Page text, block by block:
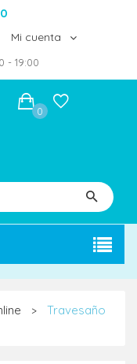
Mi cuenta
- 19:00
0
>
Travesaño